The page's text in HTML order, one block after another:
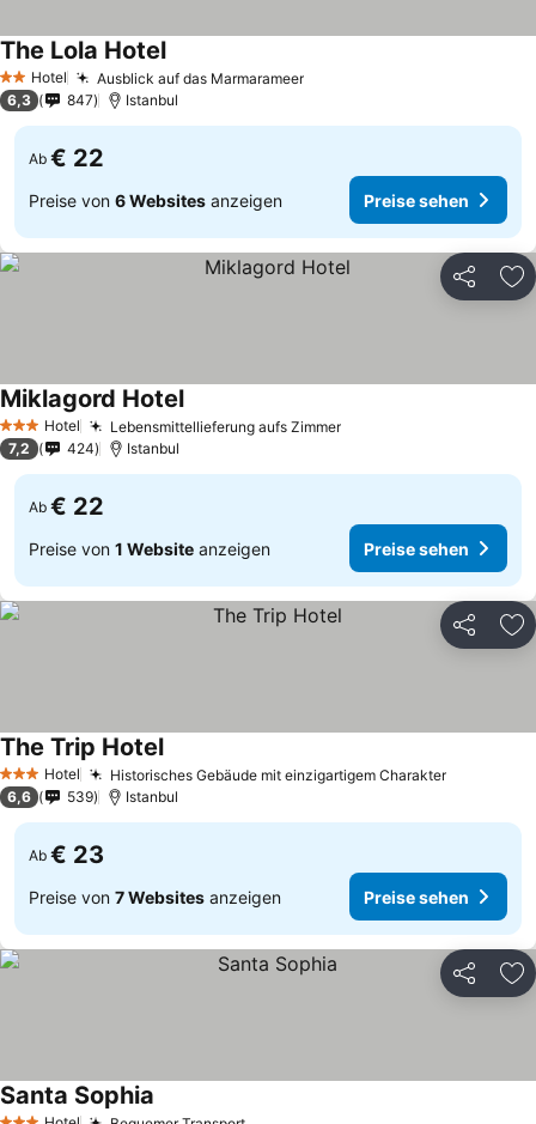
2 Sterne
Hotel Ausblick auf das Marmarameer
The Lola Hotel
6,3 847 Istanbul
Ab € 22
Preise von 6 Websites anzeigen Preise sehen
Teilen
3 SterneHotel Lebensmittellieferung aufs Zimmer
Miklagord Hotel
7,2 424 Istanbul
Ab € 22
Preise von 1 Website anzeigen Preise sehen
Teilen
3 SterneHotel Historisches Gebäude mit einzigartigem Charakter
The Trip Hotel
6,6 539 Istanbul
Ab € 23
Preise von 7 Websites anzeigen Preise sehen
Teilen
Santa Sophia